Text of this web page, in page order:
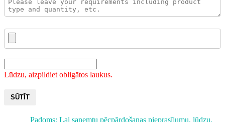
Lūdzu, aizpildiet obligātos laukus.
SŪTĪT
Padoms: Lai saņemtu pēcpārdošanas pieprasījumu, lūdzu,